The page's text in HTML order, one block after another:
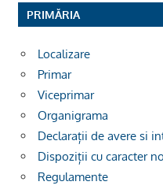
PRIMĂRIA
Localizare
Primar
Viceprimar
Organigrama
Declarații de avere si
Dispoziții cu caracter
Regulamente